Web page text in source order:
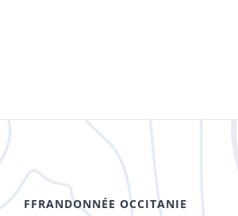
FFRANDONNÉE OCCITANIE